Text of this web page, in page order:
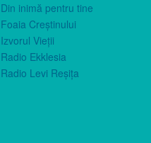
Din inimă pentru tine
Foaia Creştinului
Izvorul Vieţii
Radio Ekklesia
Radio Levi Reşiţa